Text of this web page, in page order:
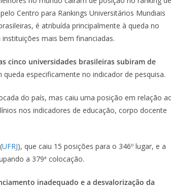
Centro para Rankings Universitários Mundiais
é atribuída principalmente à queda no
mais bem financiadas.
cinco universidades brasileiras subiram de
queda especificamente no indicador de pesquisa.
do país, mas caiu uma posição em relação
nos indicadores de educação, corpo docente
UFRJ), que caiu 15 posições para o 346º lugar, e a
a 379ª colocação.
inadequado e a desvalorização da